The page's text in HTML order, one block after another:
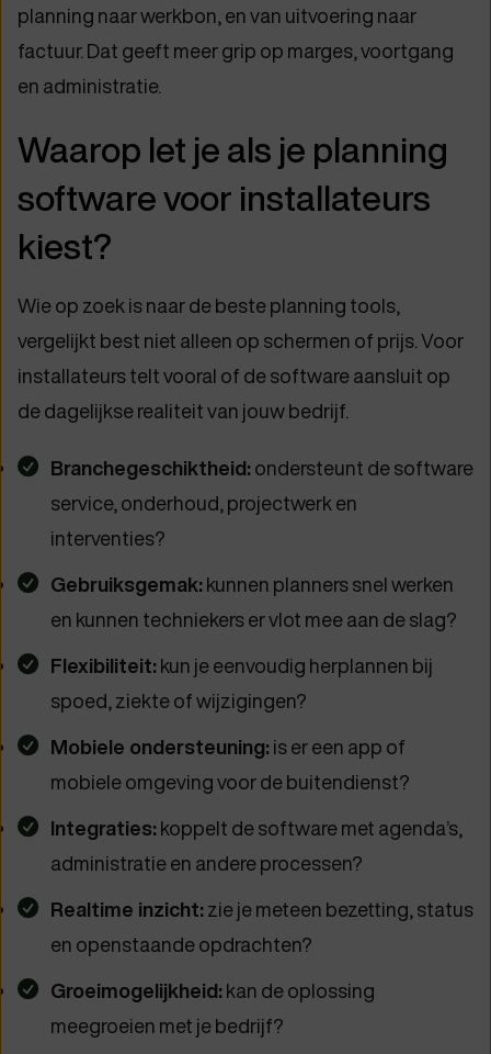
planning naar werkbon, en van uitvoering naar
factuur. Dat geeft meer grip op marges, voortgang
en administratie.
Waarop let je als je planning
software voor installateurs
kiest?
Wie op zoek is naar de beste planning tools,
vergelijkt best niet alleen op schermen of prijs. Voor
installateurs telt vooral of de software aansluit op
de dagelijkse realiteit van jouw bedrijf.
Branchegeschiktheid: ondersteunt de software
service, onderhoud, projectwerk en
interventies?
Gebruiksgemak: kunnen planners snel werken
en kunnen techniekers er vlot mee aan de slag?
Flexibiliteit: kun je eenvoudig herplannen bij
spoed, ziekte of wijzigingen?
Mobiele ondersteuning: is er een app of
mobiele omgeving voor de buitendienst?
Integraties: koppelt de software met agenda’s,
administratie en andere processen?
Realtime inzicht: zie je meteen bezetting, status
en openstaande opdrachten?
Groeimogelijkheid: kan de oplossing
meegroeien met je bedrijf?